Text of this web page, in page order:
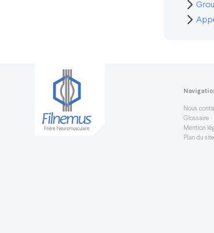
Nous
Glossaire
Mention
Plan du site